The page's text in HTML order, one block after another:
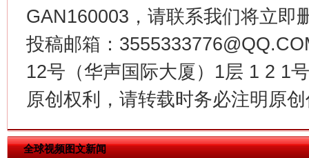
GAN160003，请联系我们将立即
投稿邮箱：
12号（华声国际大厦）1层 1 2 1
原创权利，请转载时务必注明原
全球视频图文新闻
习近平的博鳌关键词
魏明亮